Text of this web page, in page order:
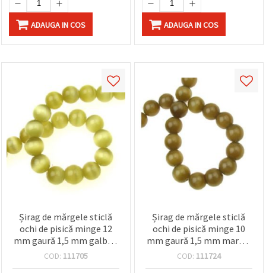
ADAUGA IN COS ADAUGA IN COS
Șirag de mărgele sticlă
ochi de pisică minge 12
mm gaură 1,5 mm galben
lumină ~ 33 bucăți
COD: 111705
Șirag de mărgele sticlă
ochi de pisică minge 10
mm gaură 1,5 mm maro ~
40 bucăți
COD: 111724